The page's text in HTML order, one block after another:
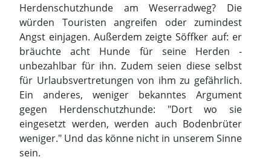
Herdenschutzhunde am Weserradweg? Die
würden Touristen angreifen oder zumindest
Angst einjagen. Außerdem zeigte Söffker auf: er
bräuchte acht Hunde für seine Herden -
unbezahlbar für ihn. Zudem seien diese selbst
für Urlaubsvertretungen von ihm zu gefährlich.
Ein anderes, weniger bekanntes Argument
gegen Herdenschutzhunde: "Dort wo sie
eingesetzt werden, werden auch Bodenbrüter
weniger." Und das könne nicht in unserem Sinne
sein.